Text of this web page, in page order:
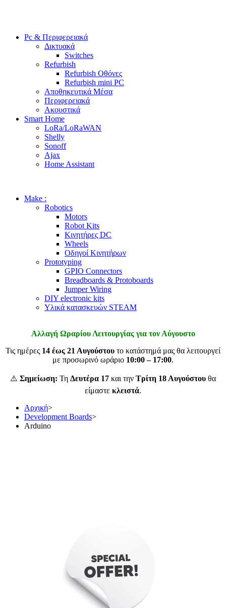
Pc & Περιφερειακά
Δικτυακά
Switches
Refurbish
Refurbish Οθόνες
Refurbish mini PC
Αποθηκευτικά Μέσα
Περιφερειακά
Ακουστικά
Smart Home
LoRa/LoRaWAN
Shelly
Sonoff
Ajax
Home Assistant
Make :
Robotics
Motors
Robot Kits
Κινητήρες DC
Wheels
Οδηγοί Κινητήρων
Prototyping
GPIO Connectors
Breadboards & Protoboards
Jumper Wiring
DIY electronic kits
Υλικά κατασκευών STEAM
Αλλαγή Ωραρίου Λειτουργίας για τον Αύγουστο
Τις ημέρες 14 έως 21 Αυγούστου το κατάστημά μας θα λειτουργεί
με προσωρινό ωράριο 10:00 – 17:00.
⚠️ Σημείωση: Τη Δευτέρα 17 και την Τρίτη 18 Αυγούστου θα
είμαστε κλειστά.
Αρχική>
Development Boards>
Arduino